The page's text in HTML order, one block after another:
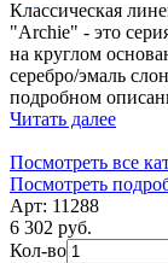
Классическая
"Archie" - это
на круглом
серебро/эмаль
подробном
Читать далее
Посмотреть все
Посмотреть
Арт: 11288
6 302 руб.
Кол-во